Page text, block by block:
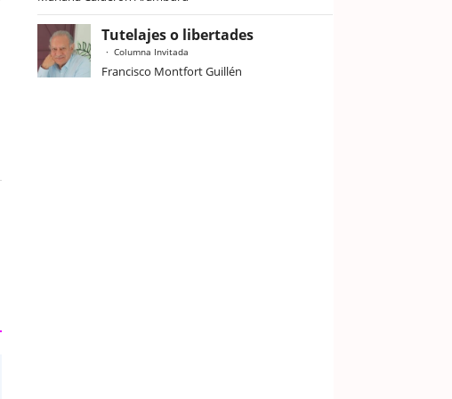
Tutelajes o libertades
Columna Invitada
Francisco Montfort Guillén